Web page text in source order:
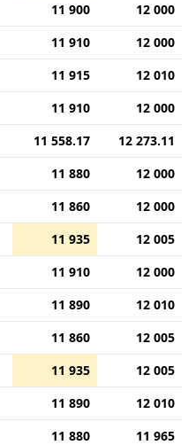
11 900
12 000
11 910
12 000
11 915
12 010
11 910
12 000
11 558.17
12 273.11
11 880
12 000
11 860
12 000
11 935
12 005
11 910
12 000
11 890
12 010
11 860
12 005
11 935
12 005
11 890
12 010
11 880
11 965